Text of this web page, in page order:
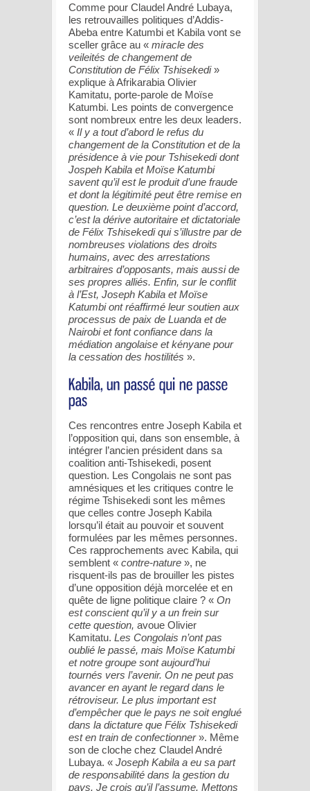
Comme pour Claudel André Lubaya,
les retrouvailles politiques d’Addis-
Abeba entre Katumbi et Kabila vont se
sceller grâce au « miracle des
veileités de changement de
Constitution de Félix Tshisekedi»
explique à Afrikarabia Olivier
Kamitatu, porte-parole de Moïse
Katumbi. Les points de convergence
sont nombreux entre les deux leaders.
« Il y a tout d’abord le refus du
changement de la Constitution et de la
présidence à vie pour Tshisekedi dont
Jospeh Kabila et Moïse Katumbi
savent qu’il est le produit d’une fraude
et dont la légitimité peut être remise en
question. Le deuxième point d’accord,
c’est la dérive autoritaire et dictatoriale
de Félix Tshisekedi qui s’illustre par de
nombreuses violations des droits
humains, avec des arrestations
arbitraires d’opposants, mais aussi de
ses propres alliés. Enfin, sur le conflit
à l’Est, Joseph Kabila et Moïse
Katumbi ont réaffirmé leur soutien aux
processus de paix de Luanda et de
Nairobi et font confiance dans la
médiation angolaise et kényane pour
la cessation des hostilités ».
Ces rencontres entre Joseph Kabila et
l’opposition qui, dans son ensemble, à
intégrer l’ancien président dans sa
coalition anti-Tshisekedi, posent
question. Les Congolais ne sont pas
amnésiques et les critiques contre le
régime Tshisekedi sont les mêmes
que celles contre Joseph Kabila
lorsqu’il était au pouvoir et souvent
formulées par les mêmes personnes.
Ces rapprochements avec Kabila, qui
semblent « contre-nature », ne
risquent-ils pas de brouiller les pistes
d’une opposition déjà morcelée et en
quête de ligne politique claire ? « On
est conscient qu’il y a un frein sur
cette question, avoue Olivier
Kamitatu. Les Congolais n’ont pas
oublié le passé, mais Moïse Katumbi
et notre groupe sont aujourd’hui
tournés vers l’avenir. On ne peut pas
avancer en ayant le regard dans le
rétroviseur. Le plus important est
d’empêcher que le pays ne soit englué
dans la dictature que Félix Tshisekedi
est en train de confectionner». Même
son de cloche chez Claudel André
Lubaya. « Joseph Kabila a eu sa part
de responsabilité dans la gestion du
pays. Je crois qu’il l’assume. Mettons